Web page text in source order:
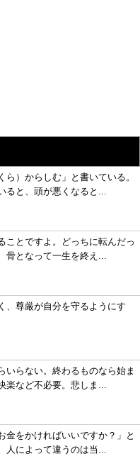
）からしむ」と書いている。
ると、頭が悪くなると...
ことですよ。どっちに転んだっ
骨となって一生を終え...
、尊厳が自分を守るようにす
いらない。終わるものなら始ま
楽など不必要。悲しま...
金をかければいいですか？」と
人によって違うのは当...